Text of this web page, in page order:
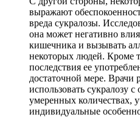
выражают
вреда сукралозы.
она может негативно
кишечника и вызывать
некоторых людей. Кроме
последствия ее
достаточной мере. Врачи
использовать сукралозу
умеренных количествах,
индивидуальные